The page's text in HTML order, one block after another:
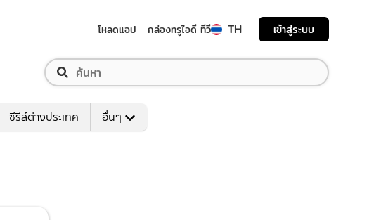
โหลดแอป กล่องทรูไอดี ทีวี TH เข้าสู่ระบบ
ซีรีส์ต่างประเทศ อื่นๆ